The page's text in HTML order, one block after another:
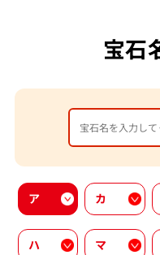
宝石
ア カ
ハ マ